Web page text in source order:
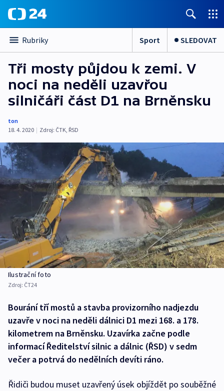
Rubriky Sport SLEDOVAT
Tři mosty půjdou k zemi. V
noci na neděli uzavřou
silničáři část D1 na Brněnsku
ton
18. 4. 2020 | Zdroj: ČTK, ŘSD
Ilustrační foto
Zdroj: ČT24
Bourání tří mostů a stavba provizorního nadjezdu
uzavře v noci na neděli dálnici D1 mezi 168. a 178.
kilometrem na Brněnsku. Uzavírka začne podle
informací Ředitelství silnic a dálnic (ŘSD) v sedm
večer a potrvá do nedělních devíti ráno.
Řidiči budou muset uzavřený úsek objíždět po souběžné